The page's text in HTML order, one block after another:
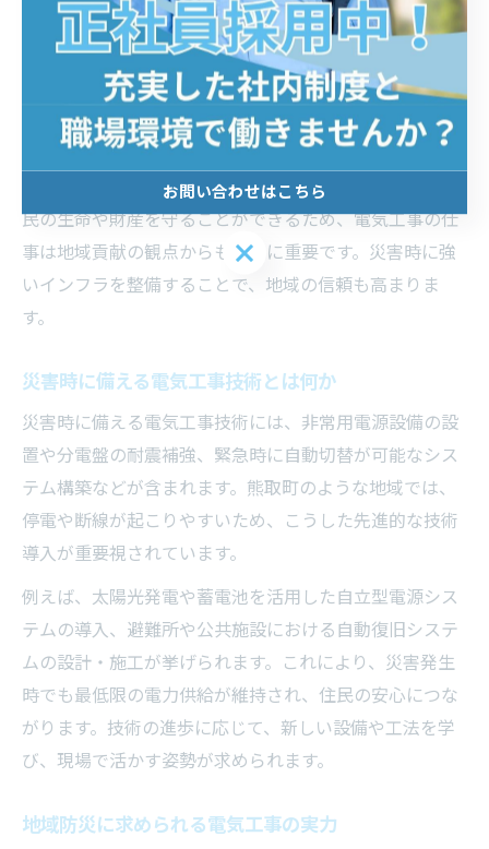
安全確保のためのインフラ整備が不可欠となります。電
気工事士が担う役割は、単なる配線や設備設置にとどま
らず、地域全体の安心・安全を支える基盤づくりです。
具体的には、防災拠点となる公共施設や避難所の非常用
電源確保、停電時の迅速な復旧作業、避雷針や感電防止
設備の設置などがあります。これらの作業を通じて、住
民の生命や財産を守ることができるため、電気工事の仕
事は地域貢献の観点からも非常に重要です。災害時に強
いインフラを整備することで、地域の信頼も高まりま
す。
災害時に備える電気工事技術とは何か
災害時に備える電気工事技術には、非常用電源設備の設
置や分電盤の耐震補強、緊急時に自動切替が可能なシス
テム構築などが含まれます。熊取町のような地域では、
停電や断線が起こりやすいため、こうした先進的な技術
導入が重要視されています。
例えば、太陽光発電や蓄電池を活用した自立型電源シス
テムの導入、避難所や公共施設における自動復旧システ
ムの設計・施工が挙げられます。これにより、災害発生
時でも最低限の電力供給が維持され、住民の安心につな
がります。技術の進歩に応じて、新しい設備や工法を学
び、現場で活かす姿勢が求められます。
地域防災に求められる電気工事の実力
お問い合わせはこちら
お問い合わせはこちら